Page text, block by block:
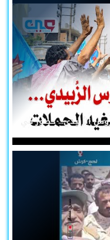
الزُبيدي... حضورٌ في